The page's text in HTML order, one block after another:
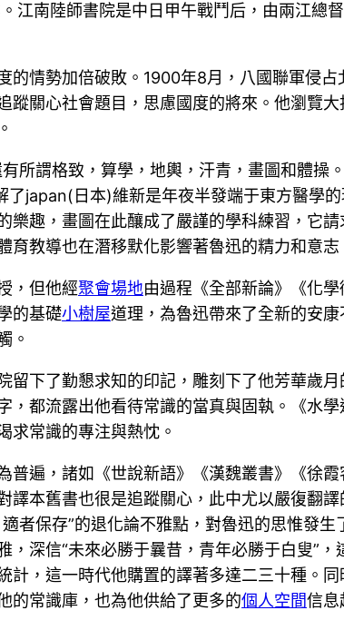
江南陸師書院是中日甲午戰鬥后，由兩江
的情勢加倍破敗。1900年8月，八國聯軍侵
蹤關心社會題目，思慮國度的將來。他瀏覽
所謂格致，算學，地輿，汗青，畫圖和體
了japan(日本)維新是年夜半發端于東方醫學
樂趣，畫圖在此釀成了嚴謹的學科練習，它
育教導也在潛移默化影響著魯迅的精力和意
，但他經聚會場地由過程《全部新論》《化
的基礎小樹屋道理，為魯迅帶來了全新的安
。
留下了勤懇求知的印記，雕刻下了他芳華歲
，都流露出他看待常識的當真與固執。《水
求常識的專注與熱忱。
普遍，諸如《世說新語》《漢魏叢書》《徐
譯本舊書也很是追蹤關心，此中尤以嚴復翻
者保存”的退化論不雅點，對魯迅的思惟發
，深信“未來必勝于曩昔，青年必勝于白叟”
計，這一時代他購置的譯著多達二三十種。
的常識庫，也為他供給了更多的個人空間信息